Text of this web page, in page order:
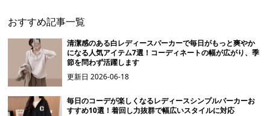
おすすめ記事一覧
清潔感のある白レディースパーカーで毎日がもっと爽やか
になる人気アイテム7選！コーディネートの幅が広がり、季
節を問わず活躍します
更新日2026-06-18
毎日のコーデが楽しくなるレディースシンプルパーカーお
すすめ10選！着回し力抜群で幅広いスタイルに対応